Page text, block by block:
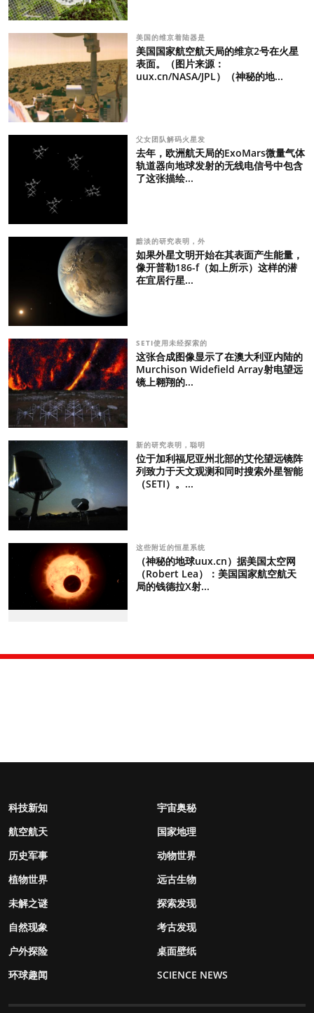
美国的维京着陆器是
美国国家航空航天局的维京2号在火星
表面。（图片来源：
uux.cn/NASA/JPL）（神秘的地...
父女团队解码火星发
去年，欧洲航天局的ExoMars微量气体
轨道器向地球发射的无线电信号中包含
了这张描绘...
黯淡的研究表明，外
如果外星文明开始在其表面产生能量，
像开普勒186-f（如上所示）这样的潜
在宜居行星...
SETI使用未经探索的
这张合成图像显示了在澳大利亚内陆的
Murchison Widefield Array射电望远
镜上翱翔的...
新的研究表明，聪明
位于加利福尼亚州北部的艾伦望远镜阵
列致力于天文观测和同时搜索外星智能
（SETI）。...
这些附近的恒星系统
（神秘的地球uux.cn）据美国太空网
（Robert Lea）：美国国家航空航天
局的钱德拉X射...
科技新知
宇宙奥秘
航空航天
国家地理
历史军事
动物世界
植物世界
远古生物
未解之谜
探索发现
自然现象
考古发现
户外探险
桌面壁纸
环球趣闻
SCIENCE NEWS